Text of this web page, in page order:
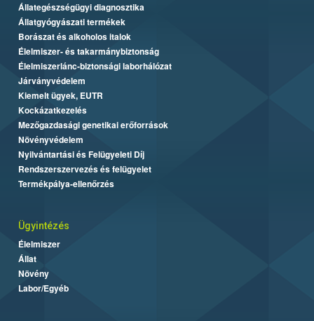
Állategészségügyi diagnosztika
Állatgyógyászati termékek
Borászat és alkoholos italok
Élelmiszer- és takarmánybiztonság
Élelmiszerlánc-biztonsági laborhálózat
Járványvédelem
Kiemelt ügyek, EUTR
Kockázatkezelés
Mezőgazdasági genetikai erőforrások
Növényvédelem
Nyilvántartási és Felügyeleti Díj
Rendszerszervezés és felügyelet
Termékpálya-ellenőrzés
Ügyintézés
Élelmiszer
Állat
Növény
Labor/Egyéb